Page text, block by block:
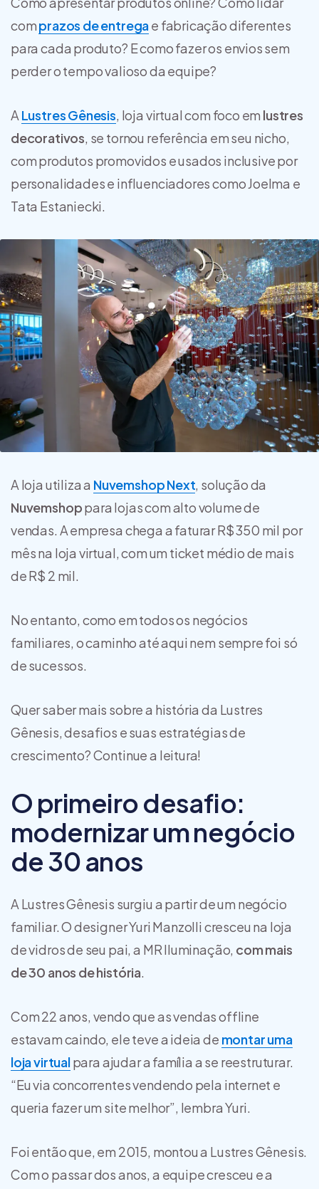
comprazos de entregae fabricação diferentes
para cada produto? E como fazer os envios sem
perder o tempo valioso da equipe?
A Lustres Gênesis, loja virtual com foco em lustres
decorativos, se tornou referência em seu nicho,
com produtos promovidos e usados inclusive por
personalidades e influenciadores como Joelma e
Tata Estaniecki.
A loja utiliza a Nuvemshop Next, solução da
Nuvemshoppara lojas com alto volume de
vendas. A empresa chega a faturar R$ 350 mil por
mês na loja virtual, com um ticket médio de mais
de R$ 2 mil.
No entanto, como em todos os negócios
familiares, o caminho até aqui nem sempre foi só
de sucessos.
Quer saber mais sobre a história da Lustres
Gênesis, desafios e suas estratégias de
crescimento? Continue a leitura!
O primeiro desafio:
modernizar um negócio
de 30 anos
A Lustres Gênesis surgiu a partir de um negócio
familiar. O designer Yuri Manzolli cresceu na loja
de vidros de seu pai, a MR Iluminação, com mais
de 30 anos de história.
Com 22 anos, vendo que as vendas offline
estavam caindo, ele teve a ideia de montar uma
loja virtualpara ajudar a família a se reestruturar.
“Eu via concorrentes vendendo pela internet e
queria fazer um site melhor”, lembra Yuri.
Foi então que, em 2015, montou a Lustres Gênesis.
Com o passar dos anos, a equipe cresceu e a